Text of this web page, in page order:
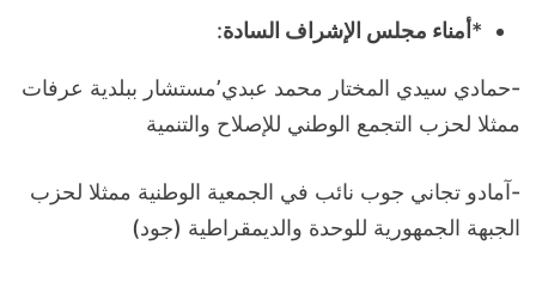
*أمناء مجلس الإشراف السادة:
-حمادي سيدي المختار محمد عبدي’مستشار ببلدية عرفات
ممثلا لحزب التجمع الوطني للإصلاح والتنمية
-آمادو تجاني جوب نائب في الجمعية الوطنية ممثلا لحزب
الجبهة الجمهورية للوحدة والديمقراطية (جود)